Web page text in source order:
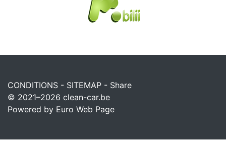
CONDITIONS - SITEMAP - Share
© 2021–2026 clean-car.be
Powered by Euro Web Page